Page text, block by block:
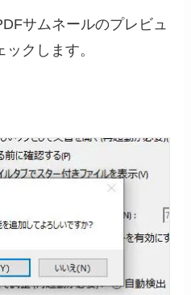
サムネールのプレビュ
クします。